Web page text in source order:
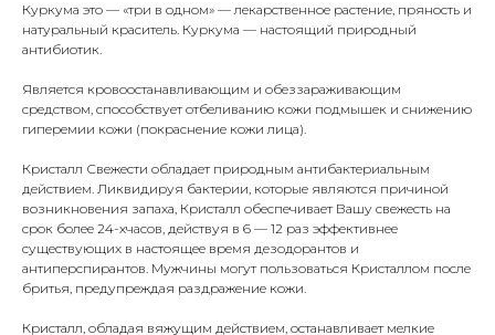
Куркума это — «три в одном» — лекарственное растение, пряность и
натуральный краситель. Куркума — настоящий природный
антибиотик.
Является кровоостанавливающим и обеззараживающим
средством, способствует отбеливанию кожи подмышек и снижению
гиперемии кожи (покраснение кожи лица).
Кристалл Свежести обладает природным антибактериальным
действием. Ликвидируя бактерии, которые являются причиной
возникновения запаха, Кристалл обеспечивает Вашу свежесть на
срок более 24-хчасов, действуя в 6 — 12 раз эффективнее
существующих в настоящее время дезодорантов и
антиперспирантов. Мужчины могут пользоваться Кристаллом после
бритья, предупреждая раздражение кожи.
Кристалл, обладая вяжущим действием, останавливает мелкие